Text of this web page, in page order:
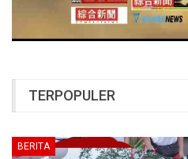
TERPOPULER
BERITA